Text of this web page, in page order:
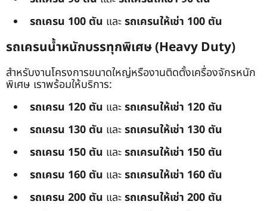
รถเครน 100 ตัน และรถเครนให้เช่า 100 ตัน
รถเครนน้ำหนักบรรทุกพิเศษ (Heavy Duty)
สำหรับงานโครงการขนาดใหญ่หรืองานติดตั้งเครื่องจักรหนัก
พิเศษ เราพร้อมให้บริการ:
รถเครน 120 ตัน และรถเครนให้เช่า 120 ตัน
รถเครน 130 ตัน และรถเครนให้เช่า 130 ตัน
รถเครน 150 ตัน และรถเครนให้เช่า 150 ตัน
รถเครน 160 ตัน และรถเครนให้เช่า 160 ตัน
รถเครน 200 ตัน และรถเครนให้เช่า 200 ตัน